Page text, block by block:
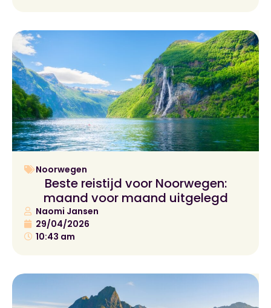
Noorwegen
Beste reistijd voor Noorwegen:
maand voor maand uitgelegd
Naomi Jansen
29/04/2026
10:43 am